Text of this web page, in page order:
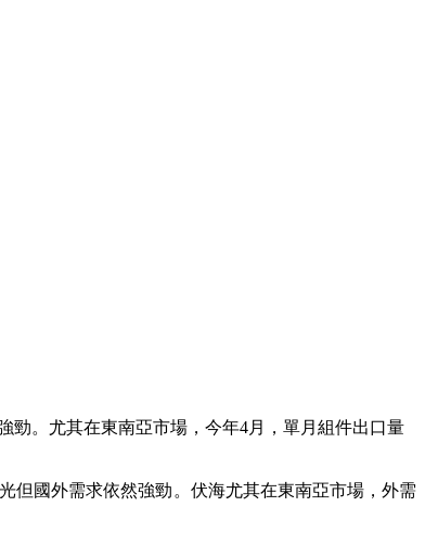
勁。尤其在東南亞市場，今年4月，單月組件出口量
但國外需求依然強勁。伏海尤其在東南亞市場，外需